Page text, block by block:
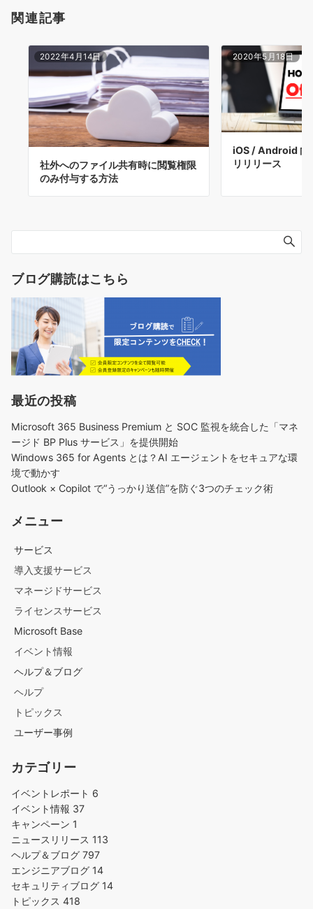
関連記事
2022年4月14日
社外へのファイル共有時に閲覧権限
のみ付与する方法
2020年5月18日
iOS / Android 向
リリリース
ブログ購読はこちら
最近の投稿
Microsoft 365 Business Premium と SOC 監視を統合した「マネ
ージド BP Plus サービス」を提供開始
Windows 365 for Agents とは？AI エージェントをセキュアな環
境で動かす
Outlook × Copilot で“うっかり送信”を防ぐ3つのチェック術​
メニュー
サービス
導入支援サービス
マネージドサービス
ライセンスサービス
Microsoft Base
イベント情報
ヘルプ＆ブログ
ヘルプ
トピックス
ユーザー事例
カテゴリー
イベントレポート 6
イベント情報 37
キャンペーン 1
ニュースリリース 113
ヘルプ＆ブログ 797
エンジニアブログ 14
セキュリティブログ 14
トピックス 418